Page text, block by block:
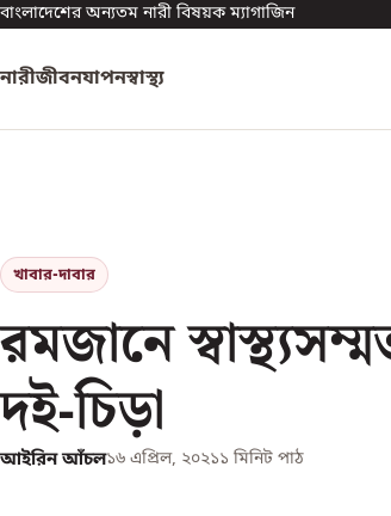
বাংলাদেশের অন্যতম নারী বিষয়ক ম্যাগাজিন
নারীজীবনযাপনস্বাস্থ্য
খাবার-দাবার
রমজানে
দই-চিড়া
আইরিন আঁচল১৬ এপ্রিল, ২০২১১ মিনিট পাঠ